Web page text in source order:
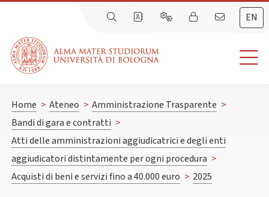
EN
Home > Ateneo > Amministrazione Trasparente >
Bandi di gara e contratti >
Atti delle amministrazioni aggiudicatrici e degli enti
aggiudicatori distintamente per ogni procedura >
Acquisti di beni e servizi fino a 40.000 euro > 2025